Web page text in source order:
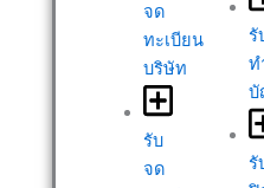
จด
ทะเบียน
บริษัท
รับ
จด
รั
ท
รั